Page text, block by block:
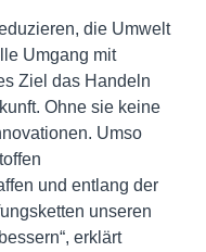
die Umwelt
Umgang mit
Ziel das Handeln
Ohne sie keine
Umso
und entlang der
unseren
erklärt